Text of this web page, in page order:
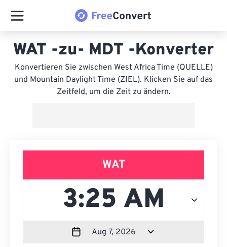
WAT -zu- MDT -Konverter
Konvertieren Sie zwischen West Africa Time (QUELLE)
und Mountain Daylight Time (ZIEL). Klicken Sie auf das
Zeitfeld, um die Zeit zu ändern.
WAT